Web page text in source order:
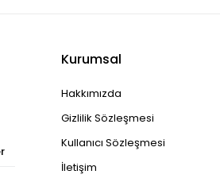
Kurumsal
Hakkımızda
Gizlilik Sözleşmesi
Kullanıcı Sözleşmesi
İletişim